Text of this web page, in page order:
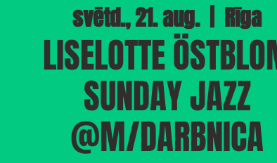
svētd., 21. aug.
  |
Rīga
LISELOTTE
SUNDAY JAZZ
@M/DARBNICA